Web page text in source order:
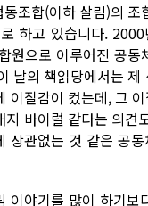
조합(이하 살림)의 조
하고 있습니다. 2000
원으로 이루어진 공동
날의 책읽당에서는 제
이질감이 컸는데, 그
바이럴 같다는 의견
상관없는 것 같은 공
이야기를 많이 하기보